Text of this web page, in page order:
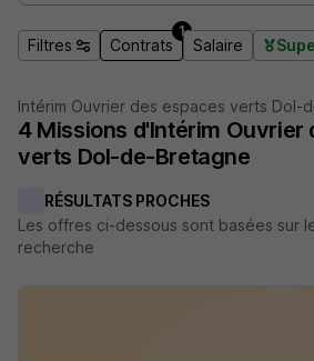
Filtres Contrats
1
Salaire
Intérim Ouvrier des espaces verts Dol-
4 Missions d'Intérim Ouvrier
verts Dol-de-Bretagne
RÉSULTATS PROCHES
Les offres ci-dessous sont basées sur
recherche